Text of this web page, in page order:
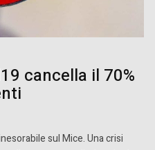
cancella il 70%
sul Mice. Una crisi